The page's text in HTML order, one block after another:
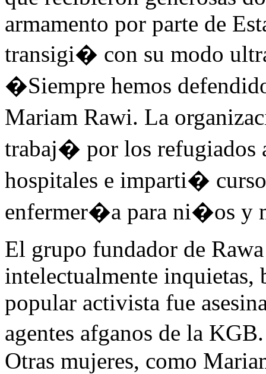
armamento por parte de
transigi� con su modo
�Siempre hemos
Mariam Rawi. La
trabaj� por los refugiados
hospitales e imparti�
enfermer�a para ni�os y
El grupo fundador de
intelectualmente inquietas,
popular activista fue
agentes afganos de la
Otras mujeres, como